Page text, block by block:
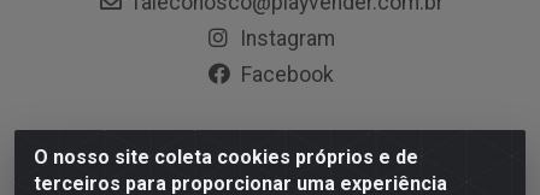
O nosso site coleta cookies próprios e de
terceiros para proporcionar uma experiência
Instagram
Facebook
Playvender Distribuidora - Avenida Ana Dantas, 183-